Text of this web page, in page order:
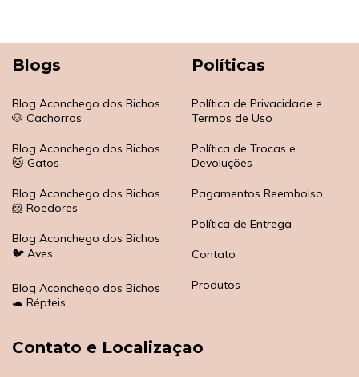
Blogs
Blog Aconchego dos Bichos
🐶 Cachorros
Blog Aconchego dos Bichos
🐱 Gatos
Blog Aconchego dos Bichos
🐹 Roedores
Blog Aconchego dos Bichos
🐦 Aves
Blog Aconchego dos Bichos
🐢 Répteis
Políticas
Política de Privacidade e
Termos de Uso
Política de Trocas e
Devoluções
Pagamentos Reembolso
Política de Entrega
Contato
Produtos
Contato e Localizaçao